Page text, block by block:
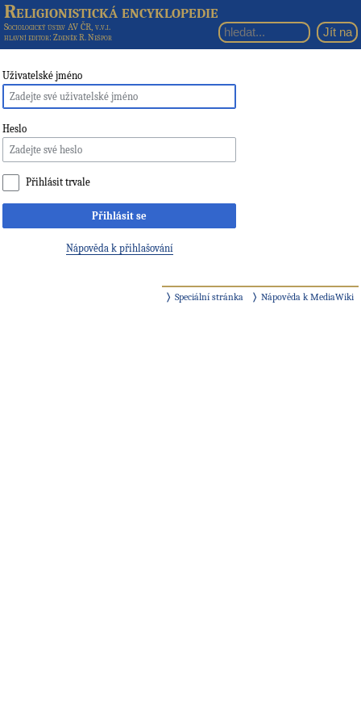
Religionistická encyklopedie
Sociologický ústav AV ČR, v.v.i.
hlavní editor: Zdeněk R. Nešpor
Uživatelské jméno
Heslo
Přihlásit trvale
Přihlásit se
Nápověda k přihlašování
Speciální stránka Nápověda k MediaWiki